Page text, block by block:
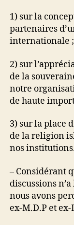
1) sur la
partenaires
internationale ;
2) sur
de la
notre
de haute
3) sur la place
de la religion
nos
– Considérant
discussions
nous avons
ex-M.D.P et ex-